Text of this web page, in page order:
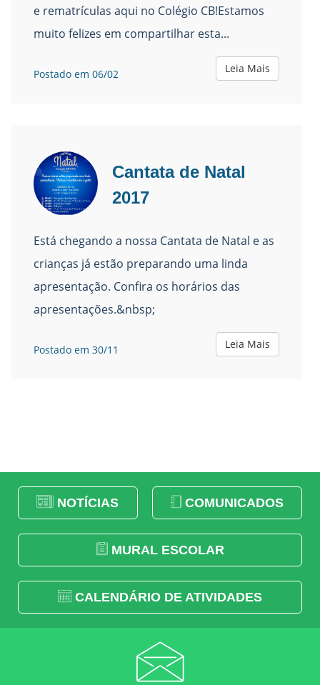
e rematrículas aqui no Colégio CB!Estamos
muito felizes em compartilhar esta...
Postado em 06/02 Leia Mais
Cantata de Natal
2017
Está chegando a nossa Cantata de Natal e as
crianças já estão preparando uma linda
apresentação. Confira os horários das
apresentações.&nbsp;
Postado em 30/11 Leia Mais
NOTÍCIAS COMUNICADOS
MURAL ESCOLAR
CALENDÁRIO DE ATIVIDADES